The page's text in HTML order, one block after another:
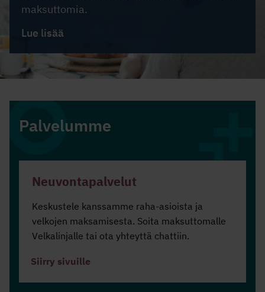
maksuttomia.
Lue lisää
Palvelumme
Neuvontapalvelut
Keskustele kanssamme raha-asioista ja
velkojen maksamisesta. Soita maksuttomalle
Velkalinjalle tai ota yhteyttä chattiin.
Siirry sivuille